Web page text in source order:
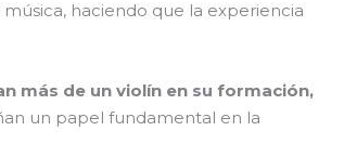
haciendo que la experiencia
más de un violín en su formación,
un papel fundamental en la